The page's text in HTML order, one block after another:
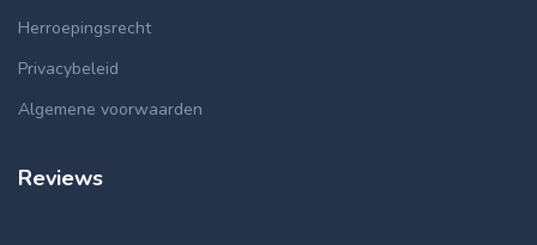
Herroepingsrecht
Privacybeleid
Algemene voorwaarden
Reviews